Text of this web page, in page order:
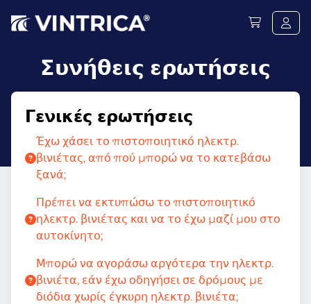
Συνήθεις ερωτήσεις
Γενικές ερωτήσεις
Έχω χάσει το πιστοποιητικό ηλεκτρ.
βινιέτας, από πού μπορώ να το κατεβάσω
ξανά;
Πρέπει να εκτυπώσω το πιστοποιητικό
ηλεκτρ. βινιέτας και να το έχω μαζί μου στο
αυτοκίνητο;
Μπορώ να αγοράσω αργότερα την ηλεκτρ.
βινιέτα, εάν έχω οδηγήσει σε δρόμους με
διόδια χωρίς έγκυρη ηλεκτρ. βινιέτα;